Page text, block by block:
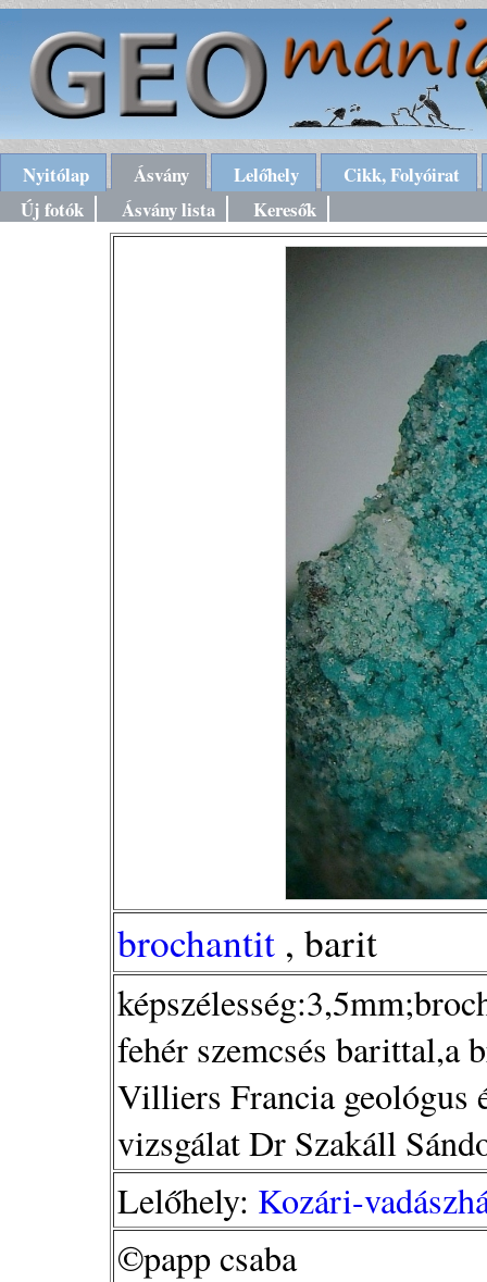
Nyitólap Ásvány Lelőhely
Cikk, Folyóirat
Új fotók
Ásvány lista Keresők
brochantit , barit
fehér szemcsés barittal,a
Villiers Francia geológus
vizsgálat Dr Szakáll
Lelőhely: Kozári-
©papp csaba